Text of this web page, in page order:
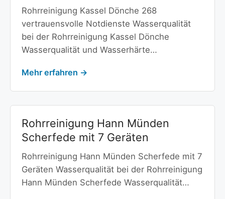
Rohrreinigung Kassel Dönche 268
vertrauensvolle Notdienste Wasserqualität
bei der Rohrreinigung Kassel Dönche
Wasserqualität und Wasserhärte…
Mehr erfahren →
Rohrreinigung Hann Münden
Scherfede mit 7 Geräten
Rohrreinigung Hann Münden Scherfede mit 7
Geräten Wasserqualität bei der Rohrreinigung
Hann Münden Scherfede Wasserqualität…